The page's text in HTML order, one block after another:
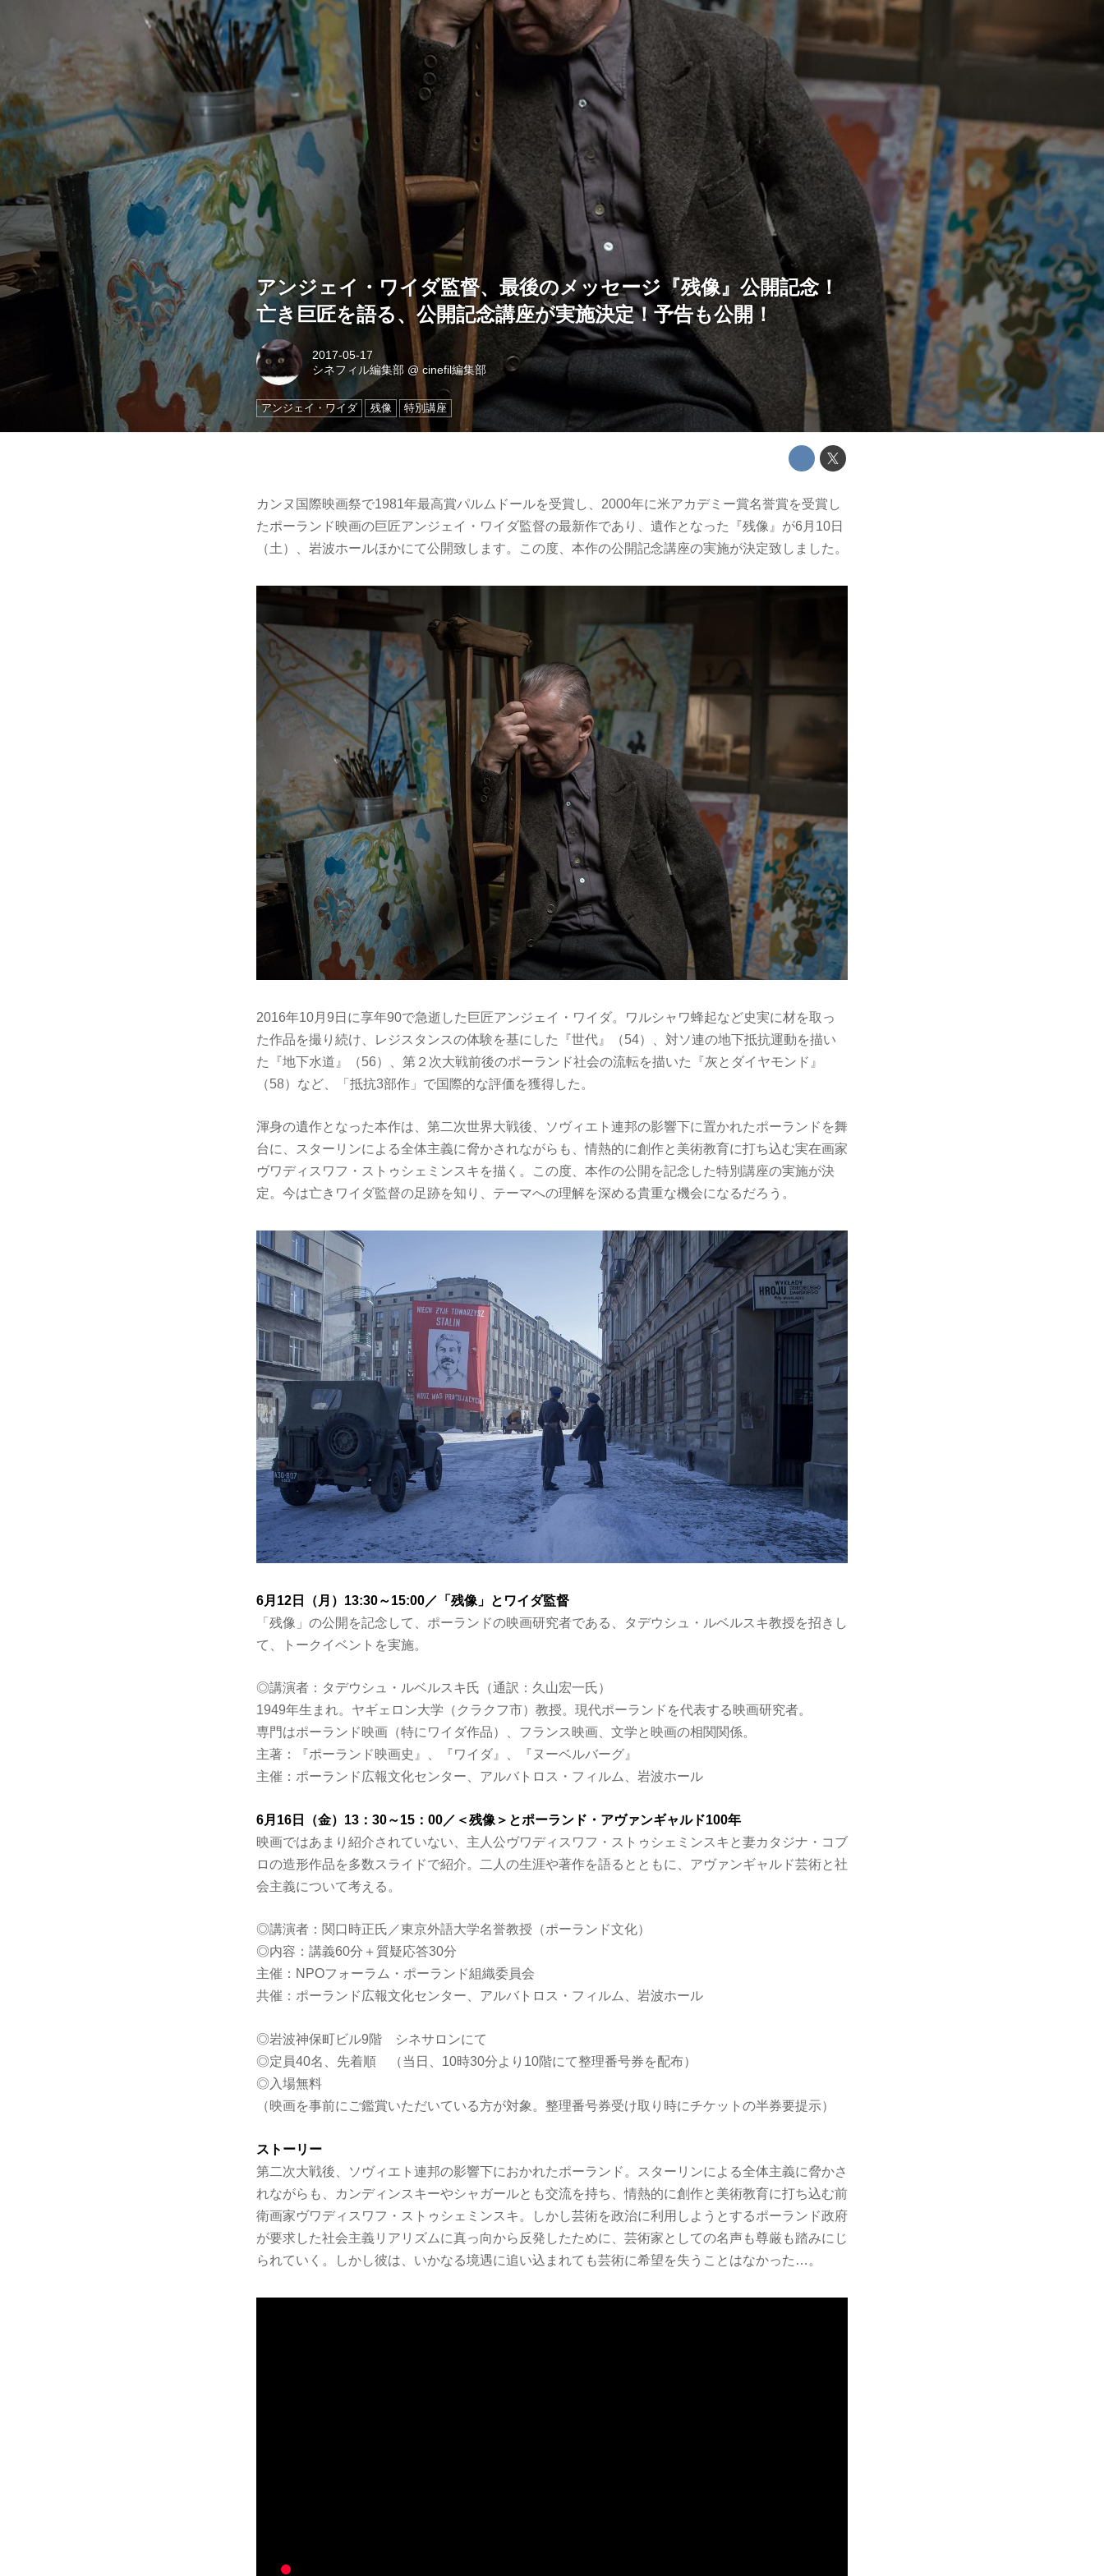
アンジェイ・ワイダ監督、最後のメッセージ『残像』公開記念！
亡き巨匠を語る、公開記念講座が実施決定！予告も公開！
2017-05-17
シネフィル編集部 @cinefil編集部
アンジェイ・ワイダ 残像 特別講座
カンヌ国際映画祭で1981年最高賞パルムドールを受賞し、2000年に米アカデミー賞名誉賞を受賞し
たポーランド映画の巨匠アンジェイ・ワイダ監督の最新作であり、遺作となった『残像』が6月10日
（土）、岩波ホールほかにて公開致します。この度、本作の公開記念講座の実施が決定致しました。
2016年10月9日に享年90で急逝した巨匠アンジェイ・ワイダ。ワルシャワ蜂起など史実に材を取っ
た作品を撮り続け、レジスタンスの体験を基にした『世代』（54）、対ソ連の地下抵抗運動を描い
た『地下水道』（56）、第２次大戦前後のポーランド社会の流転を描いた『灰とダイヤモンド』
（58）など、「抵抗3部作」で国際的な評価を獲得した。
渾身の遺作となった本作は、第二次世界大戦後、ソヴィエト連邦の影響下に置かれたポーランドを舞
台に、スターリンによる全体主義に脅かされながらも、情熱的に創作と美術教育に打ち込む実在画家
ヴワディスワフ・ストゥシェミンスキを描く。この度、本作の公開を記念した特別講座の実施が決
定。今は亡きワイダ監督の足跡を知り、テーマへの理解を深める貴重な機会になるだろう。
6月12日（月）13:30～15:00／「残像」とワイダ監督
「残像」の公開を記念して、ポーランドの映画研究者である、タデウシュ・ルベルスキ教授を招きし
て、トークイベントを実施。
◎講演者：タデウシュ・ルベルスキ氏（通訳：久山宏一氏）
1949年生まれ。ヤギェロン大学（クラクフ市）教授。現代ポーランドを代表する映画研究者。
専門はポーランド映画（特にワイダ作品）、フランス映画、文学と映画の相関関係。
主著：『ポーランド映画史』、『ワイダ』、『ヌーベルバーグ』
主催：ポーランド広報文化センター、アルバトロス・フィルム、岩波ホール
6月16日（金）13：30～15：00／＜残像＞とポーランド・アヴァンギャルド100年
映画ではあまり紹介されていない、主人公ヴワディスワフ・ストゥシェミンスキと妻カタジナ・コブ
ロの造形作品を多数スライドで紹介。二人の生涯や著作を語るとともに、アヴァンギャルド芸術と社
会主義について考える。
◎講演者：関口時正氏／東京外語大学名誉教授（ポーランド文化）
◎内容：講義60分＋質疑応答30分
主催：NPOフォーラム・ポーランド組織委員会
共催：ポーランド広報文化センター、アルバトロス・フィルム、岩波ホール
◎岩波神保町ビル9階 シネサロンにて
◎定員40名、先着順 （当日、10時30分より10階にて整理番号券を配布）
◎入場無料
（映画を事前にご鑑賞いただいている方が対象。整理番号券受け取り時にチケットの半券要提示）
ストーリー
第二次大戦後、ソヴィエト連邦の影響下におかれたポーランド。スターリンによる全体主義に脅かさ
れながらも、カンディンスキーやシャガールとも交流を持ち、情熱的に創作と美術教育に打ち込む前
衛画家ヴワディスワフ・ストゥシェミンスキ。しかし芸術を政治に利用しようとするポーランド政府
が要求した社会主義リアリズムに真っ向から反発したために、芸術家としての名声も尊厳も踏みにじ
られていく。しかし彼は、いかなる境遇に追い込まれても芸術に希望を失うことはなかった…。